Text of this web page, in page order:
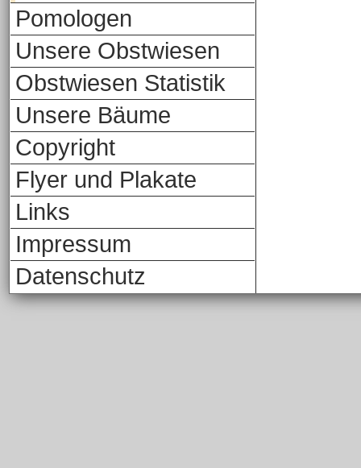
Pomologen
Unsere Obstwiesen
Obstwiesen Statistik
Unsere Bäume
Copyright
Flyer und Plakate
Links
Impressum
Datenschutz